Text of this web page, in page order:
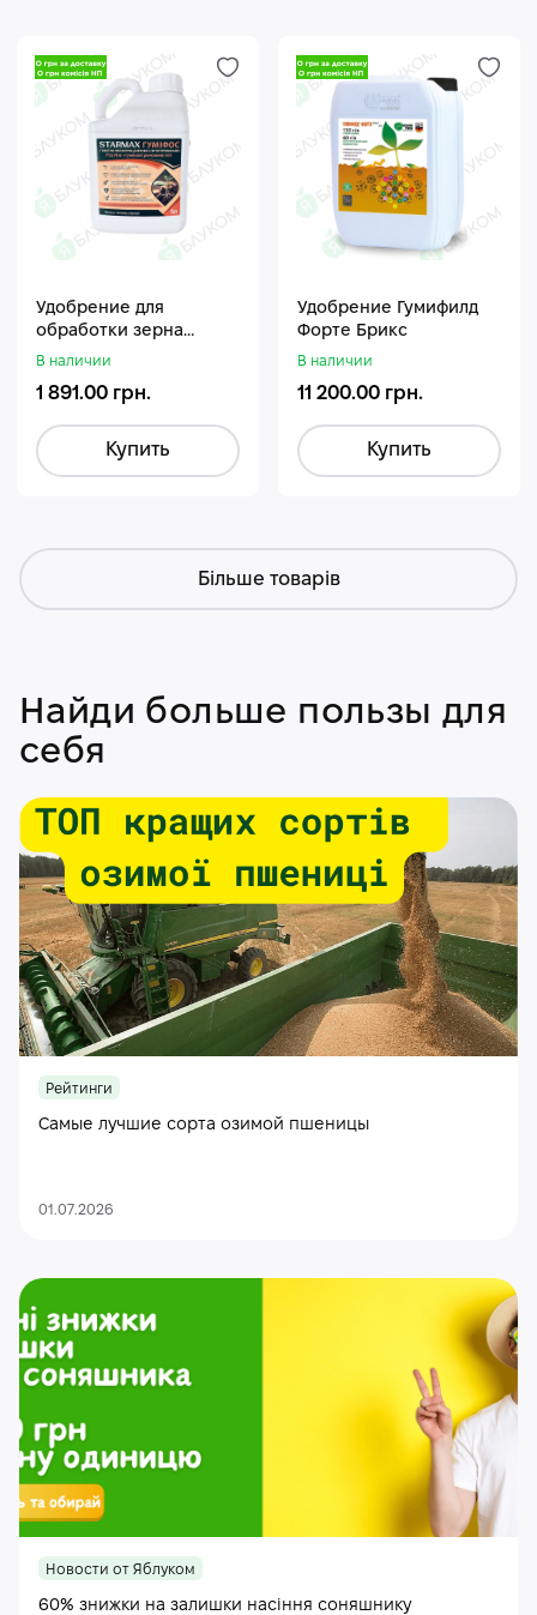
Удобрение для
обработки зерна
Стармакс Гумифос
В наличии
1 891.00 грн.
Купить
Удобрение Гумифилд
Форте Брикс
В наличии
11 200.00 грн.
Купить
Більше товарів
Найди больше пользы для
себя
Рейтинги
Самые лучшие сорта озимой пшеницы
01.07.2026
Новости от Яблуком
60% знижки на залишки насіння соняшнику